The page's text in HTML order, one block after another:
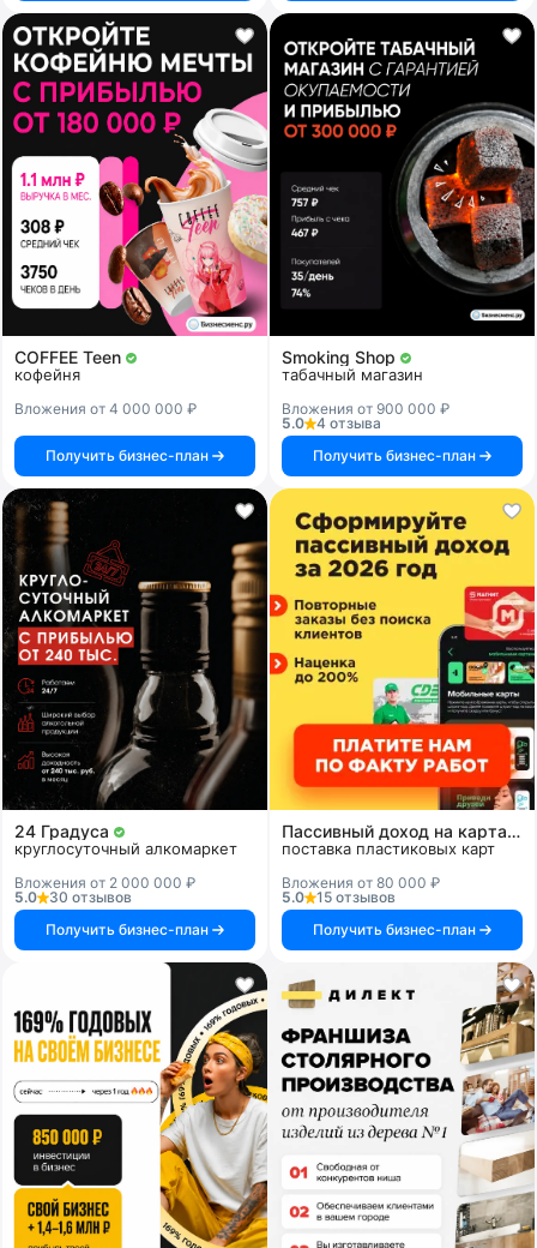
COFFEE Teen
кофейня
Вложения от 4 000 000 ₽
Получить бизнес-план
Smoking Shop
табачный магазин
Вложения от 900 000 ₽
5.0
4 отзыва
Получить бизнес-план
24 Градуса
круглосуточный алкомаркет
Вложения от 2 000 000 ₽
5.0
30 отзывов
Получить бизнес-план
Пассивный доход на картах и системах
поставка пластиковых карт
Вложения от 80 000 ₽
5.0
15 отзывов
Получить бизнес-план